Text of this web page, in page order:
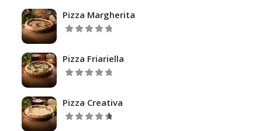
Pizza Margherita
Pizza Friariella
Pizza Creativa